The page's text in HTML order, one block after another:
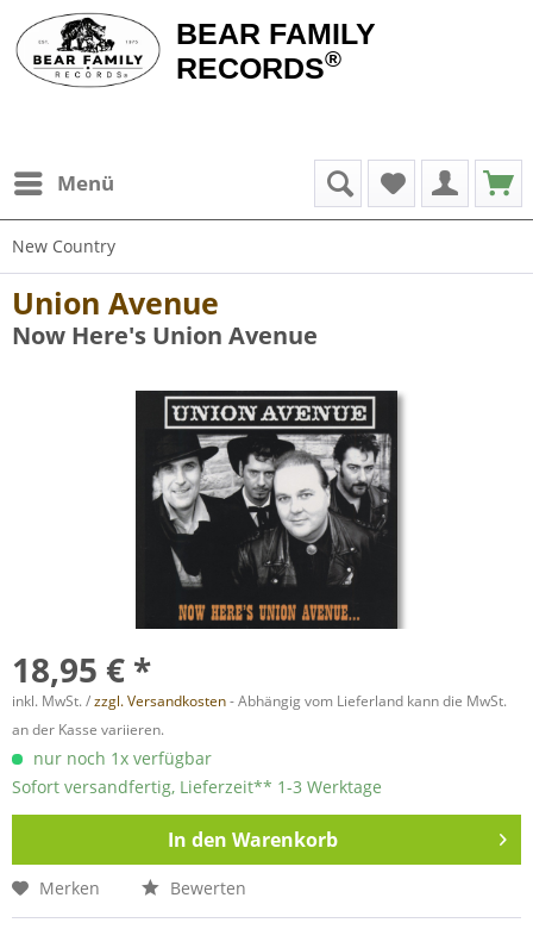
BEAR FAMILY
RECORDS®
Menü
New Country
Union Avenue
Now Here's Union Avenue
18,95 € *
inkl. MwSt. /zzgl. Versandkosten- Abhängig vom Lieferland kann die MwSt.
an der Kasse variieren.
nur noch 1x verfügbar
Sofort versandfertig, Lieferzeit** 1-3 Werktage
In den Warenkorb
Merken Bewerten